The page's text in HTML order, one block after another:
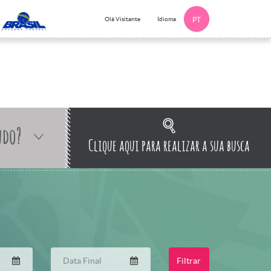
Olá Visitante Idioma PT
Clique aqui para realizar a sua busca